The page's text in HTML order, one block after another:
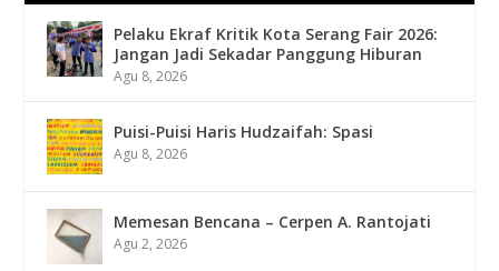
Pelaku Ekraf Kritik Kota Serang Fair 2026:
Jangan Jadi Sekadar Panggung Hiburan
Agu 8, 2026
Puisi-Puisi Haris Hudzaifah: Spasi
Agu 8, 2026
Memesan Bencana – Cerpen A. Rantojati
Agu 2, 2026